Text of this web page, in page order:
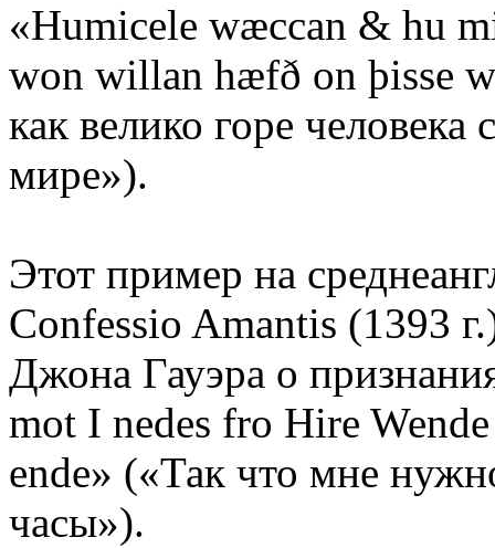
«Humicele wæccan & hu
won willan hæfð on þisse
как велико горе
мире»).
Этот пример на
Confessio Amantis (1393
Джона Гауэра о
mot I nedes fro Hire
ende» («Так что мне
часы»).